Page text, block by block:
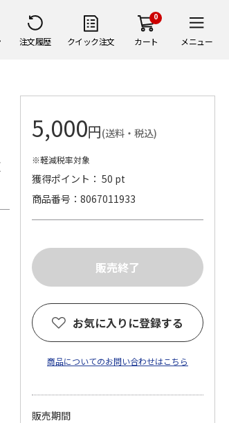
注文履歴 クイック注文
0
カート メニュー
5,000円(送料・税込)
※軽減税率対象
獲得ポイント： 50 pt
商品番号
8067011933
お気に入りに登録する
商品についてのお問い合わせはこちら
販売期間